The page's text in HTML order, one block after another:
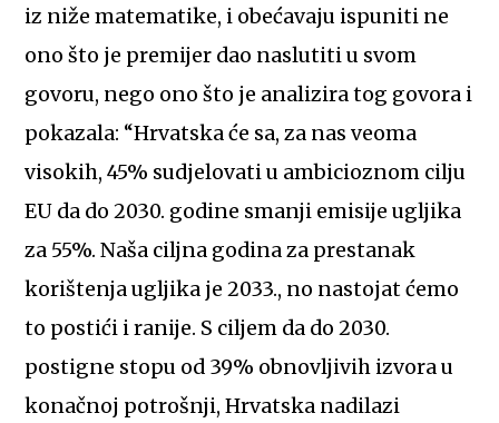
iz niže matematike, i obećavaju ispuniti ne
ono što je premijer dao naslutiti u svom
govoru, nego ono što je analizira tog govora i
pokazala: “Hrvatska će sa, za nas veoma
visokih, 45% sudjelovati u ambicioznom cilju
EU da do 2030. godine smanji emisije ugljika
za 55%. Naša ciljna godina za prestanak
korištenja ugljika je 2033., no nastojat ćemo
to postići i ranije. S ciljem da do 2030.
postigne stopu od 39% obnovljivih izvora u
konačnoj potrošnji, Hrvatska nadilazi